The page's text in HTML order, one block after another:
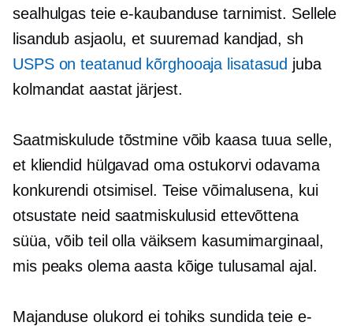
sealhulgas teie e-kaubanduse tarnimist. Sellele
lisandub asjaolu, et suuremad kandjad, sh
USPS on teatanud kõrghooaja lisatasud juba
kolmandat aastat järjest.
Saatmiskulude tõstmine võib kaasa tuua selle,
et kliendid hülgavad oma ostukorvi odavama
konkurendi otsimisel. Teise võimalusena, kui
otsustate neid saatmiskulusid ettevõttena
süüa, võib teil olla väiksem kasumimarginaal,
mis peaks olema aasta kõige tulusamal ajal.
Majanduse olukord ei tohiks sundida teie e-